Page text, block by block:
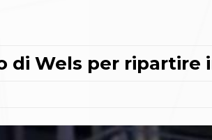
e Tesseramenti
con più di 100 atleti
di Wels per ripartire